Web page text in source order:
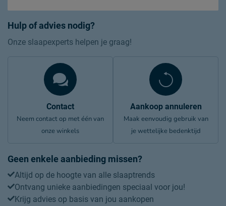
Hulp of advies nodig?
Onze slaapexperts helpen je graag!
Contact
Neem contact op met één van
onze winkels
Aankoop annuleren
Maak eenvoudig gebruik van
je wettelijke bedenktijd
Geen enkele aanbieding missen?
Altijd op de hoogte van alle slaaptrends
Ontvang unieke aanbiedingen speciaal voor jou!
Krijg advies op basis van jou aankopen